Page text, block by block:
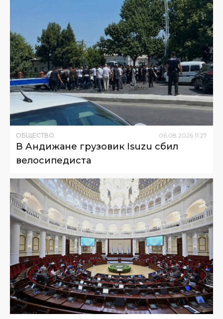
ОБЩЕСТВО 06 08 2026 11:27
В Андижане грузовик Isuzu сбил
велосипедиста